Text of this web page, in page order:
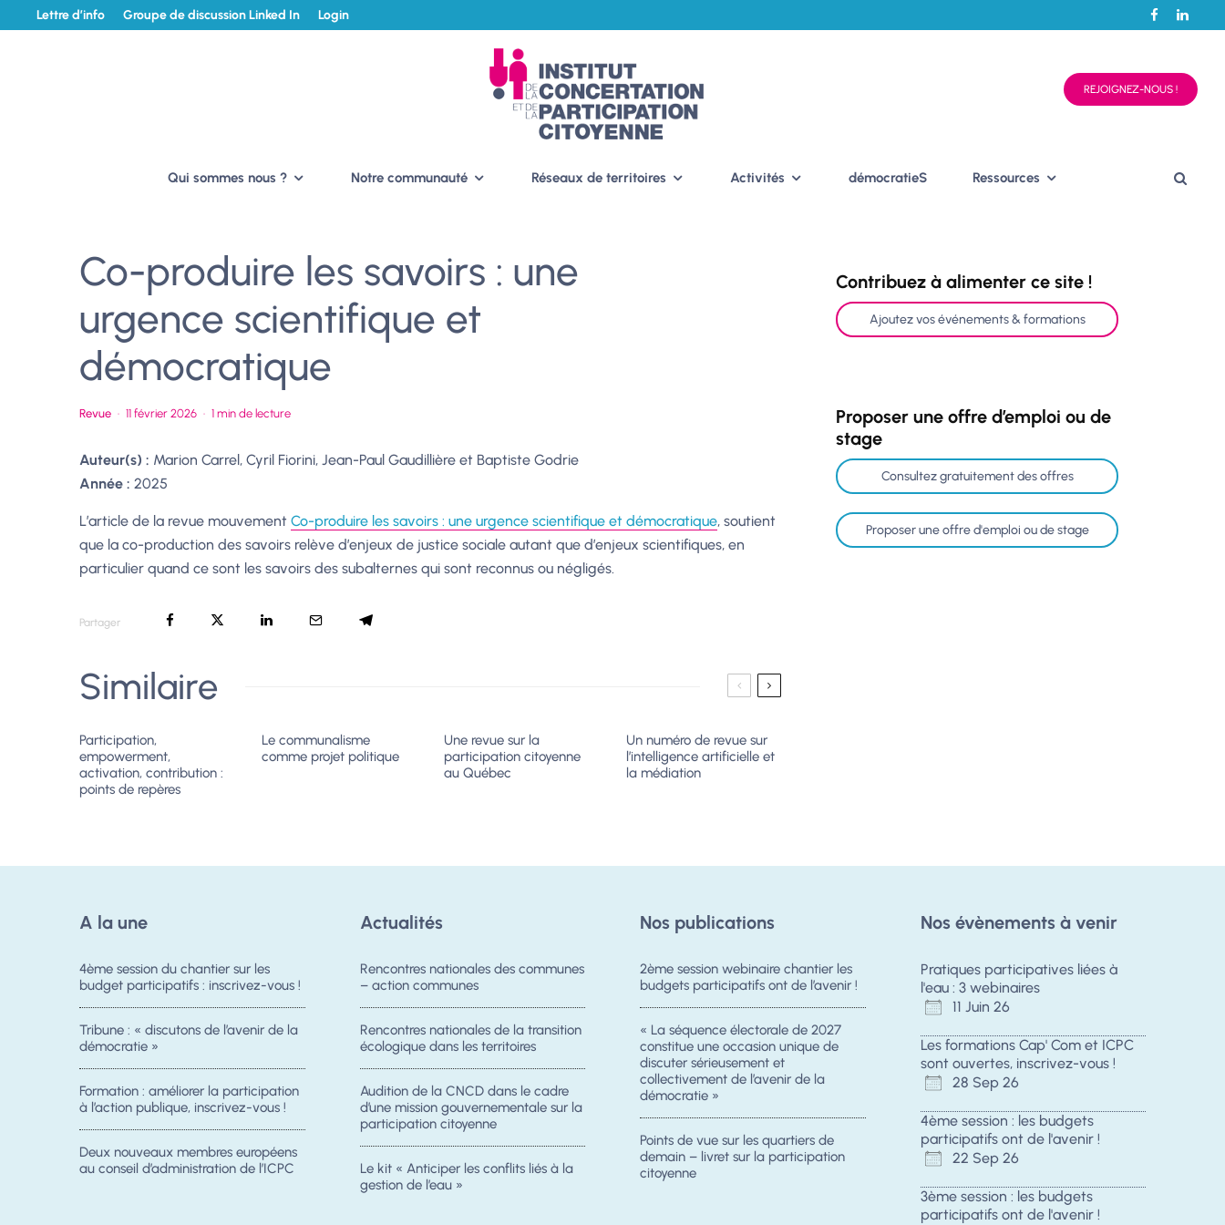
Lettre d’info Groupe de discussion Linked In Login
REJOIGNEZ-NOUS !
Qui sommes nous ? Notre communauté Réseaux de territoires Activités démocratieS Ressources
Co-produire les savoirs : une
urgence scientifique et
démocratique
Revue · 11 février 2026 · 1 min de lecture
Auteur(s) : Marion Carrel, Cyril Fiorini, Jean-Paul Gaudillière et Baptiste Godrie
Année : 2025
L’article de la revue mouvement Co-produire les savoirs : une urgence scientifique et démocratique, soutient
que la co-production des savoirs relève d’enjeux de justice sociale autant que d’enjeux scientifiques, en
particulier quand ce sont les savoirs des subalternes qui sont reconnus ou négligés.
Partager
Similaire
Participation,
empowerment,
activation, contribution :
points de repères
Le communalisme
comme projet politique
Une revue sur la
participation citoyenne
au Québec
Un numéro de revue sur
l’intelligence artificielle et
la médiation
Contribuez à alimenter ce site !
Ajoutez vos événements & formations
Proposer une offre d’emploi ou de
stage
Consultez gratuitement des offres
Proposer une offre d'emploi ou de stage
A la une
4ème session du chantier sur les
budget participatifs : inscrivez-vous !
Tribune : « discutons de l’avenir de la
démocratie »
Formation : améliorer la participation
à l’action publique, inscrivez-vous !
Deux nouveaux membres européens
au conseil d’administration de l’ICPC
Actualités
Rencontres nationales des communes
– action communes
Rencontres nationales de la transition
écologique dans les territoires
Audition de la CNCD dans le cadre
d’une mission gouvernementale sur la
participation citoyenne
Le kit « Anticiper les conflits liés à la
gestion de l’eau »
Nos publications
2ème session webinaire chantier les
budgets participatifs ont de l’avenir !
« La séquence électorale de 2027
constitue une occasion unique de
discuter sérieusement et
collectivement de l’avenir de la
démocratie »
Points de vue sur les quartiers de
demain – livret sur la participation
citoyenne
Nos évènements à venir
Pratiques participatives liées à
l'eau : 3 webinaires
11 Juin 26
Les formations Cap' Com et ICPC
sont ouvertes, inscrivez-vous !
28 Sep 26
4ème session : les budgets
participatifs ont de l'avenir !
22 Sep 26
3ème session : les budgets
participatifs ont de l'avenir !